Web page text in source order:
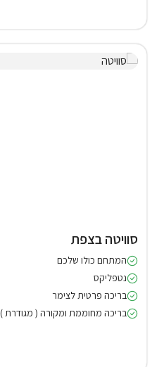
סוויטה בצפת
המתחם כולו שלכם
נטפליקס
בריכה פרטית לצימר
בריכה מחוממת ומקורה ( מגודרת )